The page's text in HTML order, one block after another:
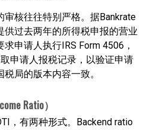
核往往特别严格。据Bankrate
供过去两年的所得税申报的营业
申请人执行IRS Form 4506，
申请人报税记录，以验证申请
局的版本内容一致。
Ratio）
，有两种形式。Backend ratio